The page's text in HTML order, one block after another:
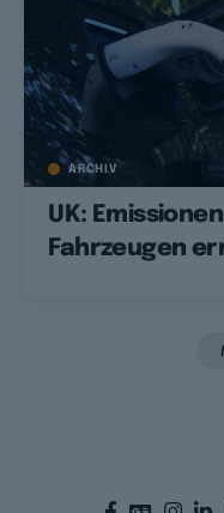
ARCHIV
UK:
Fahrzeugen